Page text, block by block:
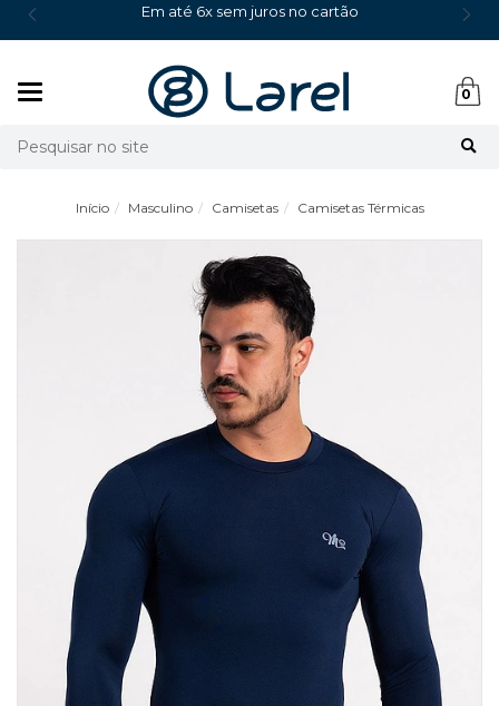
Em até 6x sem juros no cartão
0
Busca
Início Masculino Camisetas Camisetas Térmicas